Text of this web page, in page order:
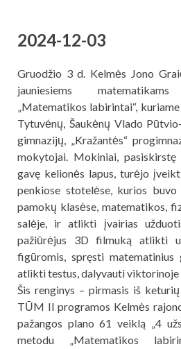
2024-12-03
Gruodžio 3 d. Kelmės Jono
jauniesiems
„Matematikos labirintai“,
Tytuvėnų, Šaukėnų Vlado
gimnazijų, „Kražantės“
mokytojai. Mokiniai,
gavę kelionės lapus, turėjo
penkiose stotelėse, kurios
pamokų klasėse, matematikos,
salėje, ir atlikti įvairias
pažiūrėjus 3D filmuką atlikti
figūromis, spręsti matematinius
atlikti testus, dalyvauti viktorinoje
Šis renginys – pirmasis iš
TŪM II programos Kelmės
pažangos plano 61 veiklą „4
metodu „Matematikos